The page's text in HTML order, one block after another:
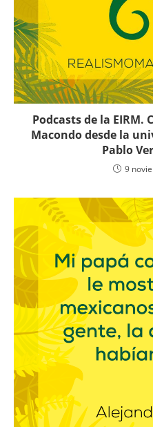
Podcasts de la EIRM.
Macondo desde la
Pablo
9